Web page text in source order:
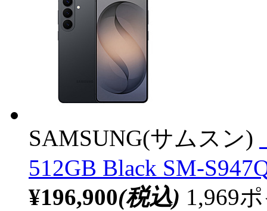
SAMSUNG(サムスン)
512GB Black SM-
¥196,900(税込) 1,969